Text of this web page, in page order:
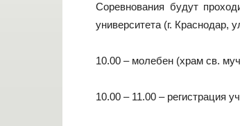
Соревнования будут
университета (г. Краснодар,
10.00 – молебен (храм св.
10.00 – 11.00 – регистрация